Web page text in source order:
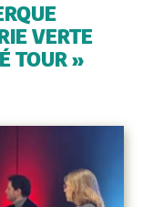
VERTE
TOUR »